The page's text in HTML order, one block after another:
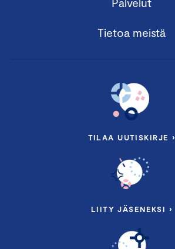
Tietoa meistä
TILAA UUTISKIRJE ›
LIITY JÄSENEKSI ›